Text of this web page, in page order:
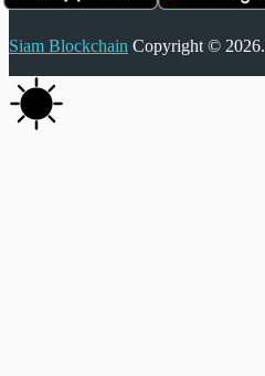
Siam Blockchain Copyright © 2026.